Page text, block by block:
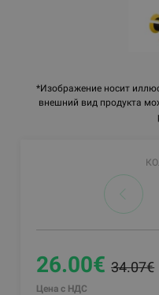
*Изображение носит
внешний вид продукта
26.00€34.07€
Цена с НДС